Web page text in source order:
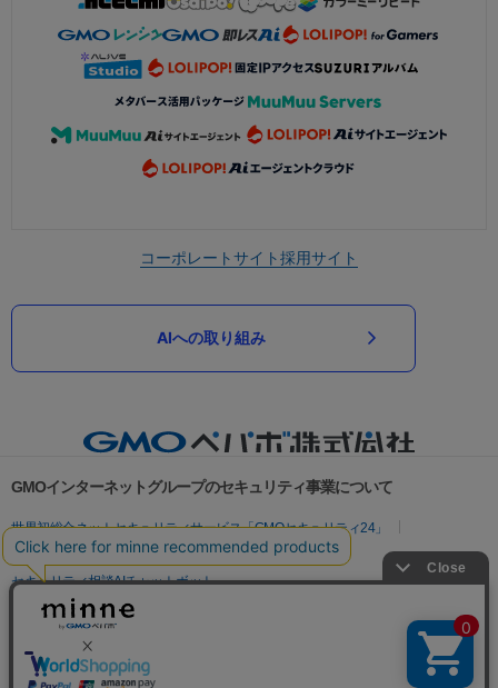
コーポレートサイト採用サイト
AIへの取り組み
GMOインターネットグループのセキュリティ事業について
世界初総合ネットセキュリティサービス「GMOセキュリティ24」
パスワード漏洩診断
Webサイトリスク診断
セキュリティ相談AIチャットボット
実在証明・盗聴対策
サイバー攻撃対策（GMO Flatt Security）